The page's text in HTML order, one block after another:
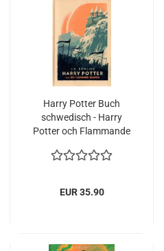
Harry Potter Buch
schwedisch - Harry
Potter och Flammande
2019 Neues Cover
EUR 35.90